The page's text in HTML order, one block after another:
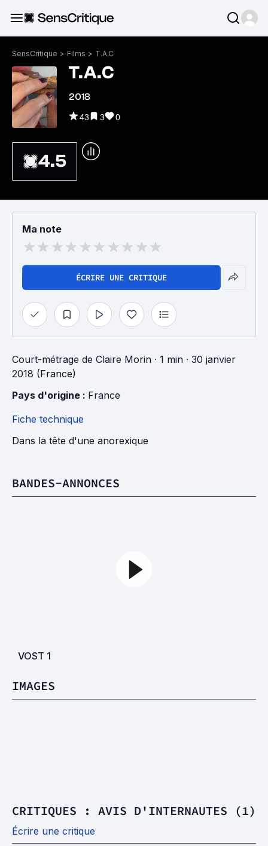
SensCritique > Films > T.A.C
T.A.C
2018
43 3 0
4.5
Ma note
ÉCRIRE UNE CRITIQUE
Court-métrage de Claire Morin · 1 min · 30 janvier
2018 (France)
Pays d'origine : France
Fiche technique
Dans la tête d'une anorexique
BANDES-ANNONCES
VOST 1
IMAGES
CRITIQUES : AVIS D'INTERNAUTES (1)
Écrire une critique